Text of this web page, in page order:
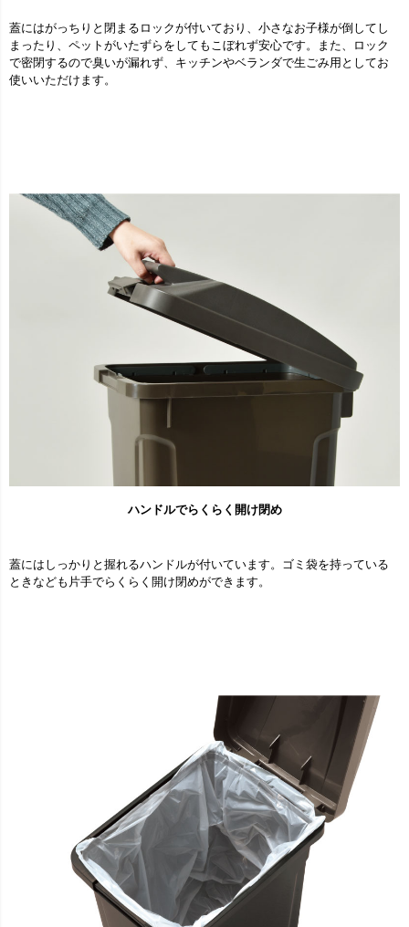
蓋にはがっちりと閉まるロックが付いており、小さなお子様が倒してし
まったり、ペットがいたずらをしてもこぼれず安心です。また、ロック
で密閉するので臭いが漏れず、キッチンやベランダで生ごみ用としてお
使いいただけます。
ハンドルでらくらく開け閉め
蓋にはしっかりと握れるハンドルが付いています。ゴミ袋を持っている
ときなども片手でらくらく開け閉めができます。